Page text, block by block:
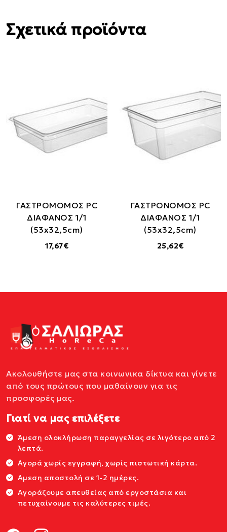
Σχετικά προϊόντα
ΓΑΣΤΡΟΜΟΜΟΣ PC
ΔΙΑΦΑΝΟΣ 1/1
(53x32,5cm)
17,67€
ΓΑΣΤΡΟΝΟΜΟΣ PC
ΔΙΑΦΑΝΟΣ 1/1
(53x32,5cm)
25,62€
Ακολουθήστε μας στα κοινωνικα δίκτυα και γίνετε
από τους πρώτους που μαθαίνουν για τις
προσφορές μας.
Γιατί να μας επιλέξετε
Άμεση ολοκλήρωση παραγγελίας σε λιγότερο από 2
λεπτά.
Αγορά χωρίς εγγραφή, χωρίς πιστωτική κάρτα.
Αμεση αποστολή σε 1-2 ημέρες.
Αγοράζουμε απευθείας από εργοστάσια και
πετυχαίνουμε τις καλύτερες τιμές.